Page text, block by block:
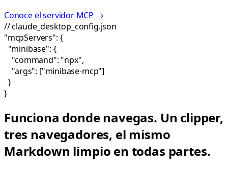
Conoce el servidor MCP →
// claude_desktop_config.json
"mcpServers": {
"minibase": {
"command": "npx",
"args": ["minibase-mcp"]
}
}
Funciona donde navegas. Un clipper,
tres navegadores, el mismo
Markdown limpio en todas partes.